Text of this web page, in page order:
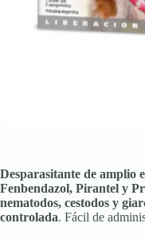
Desparasitante de amplio
Fenbendazol, Pirantel y
nematodos, cestodos y
controlada. Fácil de